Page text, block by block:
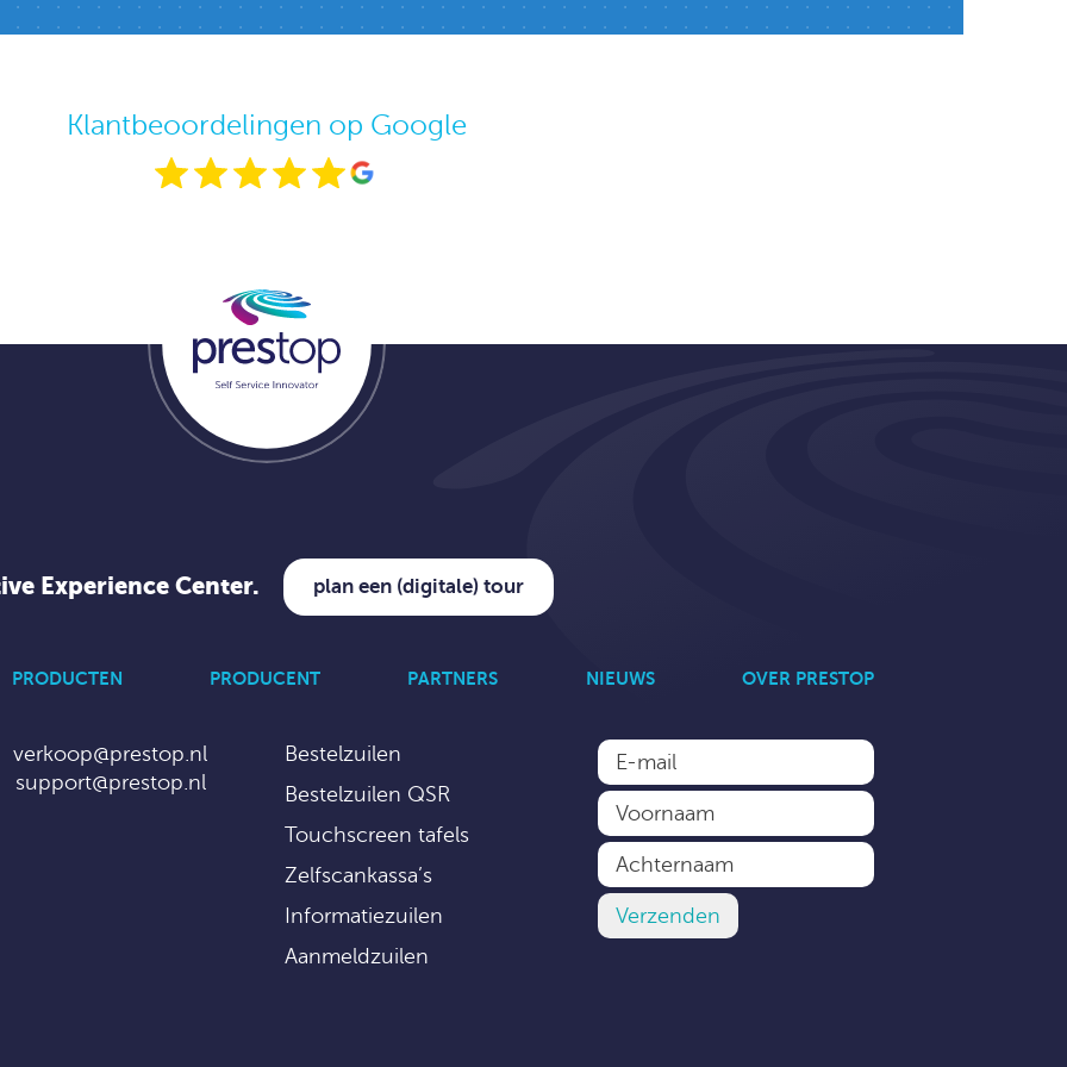
Klantbeoordelingen op Google
Experience Center. plan een (digitale) tour
PRODUCTEN PRODUCENT PARTNERS NIEUWS OVER PRESTOP
verkoop@prestop.nl
support@prestop.nl
Bestelzuilen
Bestelzuilen QSR
Touchscreen tafels
Zelfscankassa’s
Informatiezuilen
Aanmeldzuilen